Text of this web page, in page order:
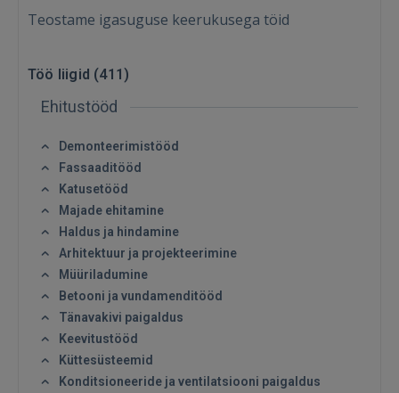
Teostame igasuguse keerukusega töid
Töö liigid (411)
Ehitustööd
Demonteerimistööd
Fassaaditööd
Katusetööd
Majade ehitamine
Haldus ja hindamine
Arhitektuur ja projekteerimine
Müüriladumine
Betooni ja vundamenditööd
Tänavakivi paigaldus
Keevitustööd
Küttesüsteemid
Konditsioneeride ja ventilatsiooni paigaldus